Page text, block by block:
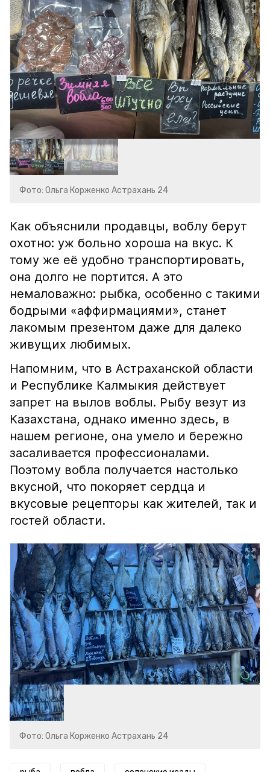
Фото: Ольга Корженко Астрахань 24
Как объяснили продавцы, воблу берут
охотно: уж больно хороша на вкус. К
тому же её удобно транспортировать,
она долго не портится. А это
немаловажно: рыбка, особенно с такими
бодрыми «аффирмациями», станет
лакомым презентом даже для далеко
живущих любимых.
Напомним, что в Астраханской области
и Республике Калмыкия действует
запрет на вылов воблы. Рыбу везут из
Казахстана, однако именно здесь, в
нашем регионе, она умело и бережно
засаливается профессионалами.
Поэтому вобла получается настолько
вкусной, что покоряет сердца и
вкусовые рецепторы как жителей, так и
гостей области.
Фото: Ольга Корженко Астрахань 24